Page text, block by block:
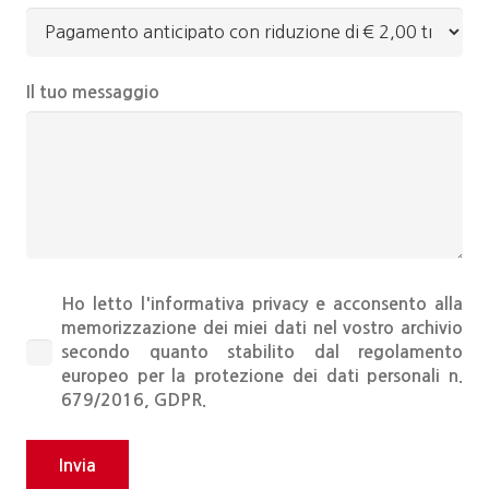
Il tuo messaggio
Ho letto l'informativa privacye acconsento alla
memorizzazione dei miei dati nel vostro archivio
secondo quanto stabilito dal regolamento
europeo per la protezione dei dati personali n.
679/2016, GDPR.